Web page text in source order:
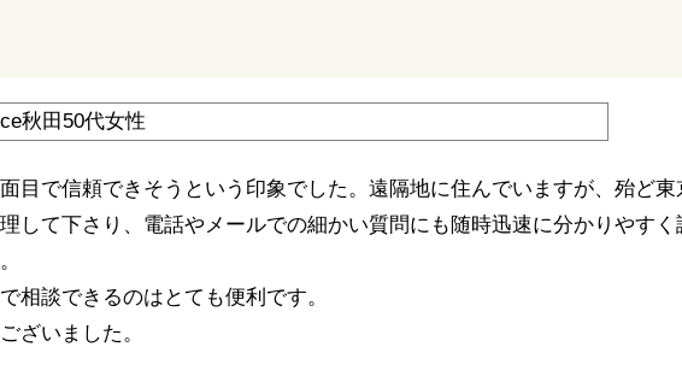
目で信頼できそうという印象でした。遠隔地に住んでいますが、殆ど
して下さり、電話やメールでの細かい質問にも随時迅速に分かりやすく
相談できるのはとても便利です。
ざいました。